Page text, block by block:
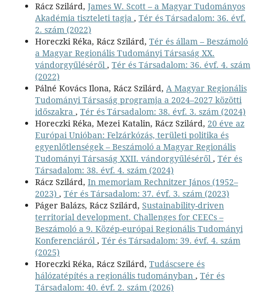
Rácz Szilárd, James W. Scott – a Magyar Tudományos
Akadémia tiszteleti tagja , Tér és Társadalom: 36. évf.
2. szám (2022)
Horeczki Réka, Rácz Szilárd, Tér és állam – Beszámoló
a Magyar Regionális Tudományi Társaság XX.
vándorgyűléséről , Tér és Társadalom: 36. évf. 4. szám
(2022)
Pálné Kovács Ilona, Rácz Szilárd, A Magyar Regionális
Tudományi Társaság programja a 2024–2027 közötti
időszakra , Tér és Társadalom: 38. évf. 3. szám (2024)
Horeczki Réka, Mezei Katalin, Rácz Szilárd, 20 éve az
Európai Unióban: Felzárkózás, területi politika és
egyenlőtlenségek – Beszámoló a Magyar Regionális
Tudományi Társaság XXII. vándorgyűléséről , Tér és
Társadalom: 38. évf. 4. szám (2024)
Rácz Szilárd, In memoriam Rechnitzer János (1952–
2023) , Tér és Társadalom: 37. évf. 3. szám (2023)
Páger Balázs, Rácz Szilárd, Sustainability-driven
territorial development. Challenges for CEECs –
Beszámoló a 9. Közép-európai Regionális Tudományi
Konferenciáról , Tér és Társadalom: 39. évf. 4. szám
(2025)
Horeczki Réka, Rácz Szilárd, Tudáscsere és
hálózatépítés a regionális tudományban , Tér és
Társadalom: 40. évf. 2. szám (2026)